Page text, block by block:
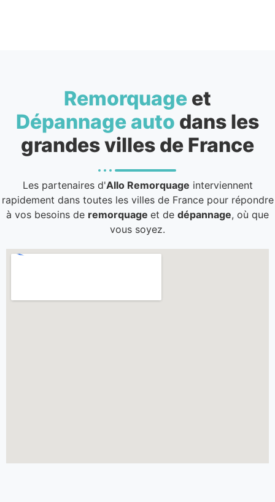
Remorquage et
Dépannage auto dans les
grandes villes de France
Les partenaires d'Allo Remorquage interviennent
rapidement dans toutes les villes de France pour répondre
à vos besoins de remorquage et de dépannage, où que
vous soyez.